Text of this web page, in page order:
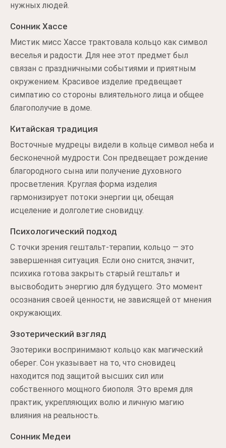
нужных людей.
Сонник Хассе
Мистик мисс Хассе трактовала кольцо как символ
веселья и радости. Для нее этот предмет был
связан с праздничными событиями и приятным
окружением. Красивое изделие предвещает
симпатию со стороны влиятельного лица и общее
благополучие в доме.
Китайская традиция
Восточные мудрецы видели в кольце символ неба и
бесконечной мудрости. Сон предвещает рождение
благородного сына или получение духовного
просветления. Круглая форма изделия
гармонизирует потоки энергии ци, обещая
исцеление и долголетие сновидцу.
Психологический подход
С точки зрения гештальт-терапии, кольцо — это
завершенная ситуация. Если оно снится, значит,
психика готова закрыть старый гештальт и
высвободить энергию для будущего. Это момент
осознания своей ценности, не зависящей от мнения
окружающих.
Эзотерический взгляд
Эзотерики воспринимают кольцо как магический
оберег. Сон указывает на то, что сновидец
находится под защитой высших сил или
собственного мощного биополя. Это время для
практик, укрепляющих волю и личную магию
влияния на реальность.
Сонник Медеи